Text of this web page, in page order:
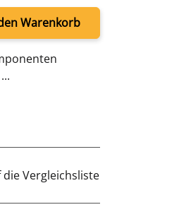
schwarz
Warenkorb
die Vergleichsliste